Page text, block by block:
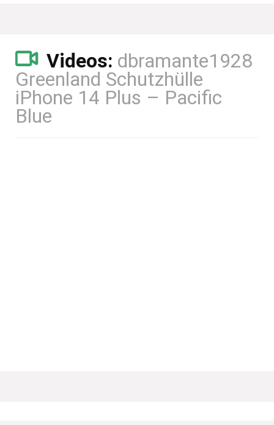
Videos: dbramante1928
Greenland Schutzhülle
iPhone 14 Plus – Pacific
Blue